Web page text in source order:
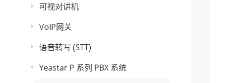
可视对讲机
VoIP网关
语音转写 (STT)
Yeastar P 系列 PBX 系统